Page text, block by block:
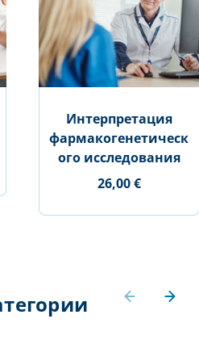
Интерпретация
фармакогенетическ
ого исследования
26,00 €